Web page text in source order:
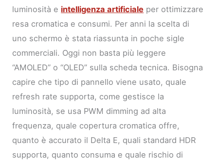
luminosità e intelligenza artificiale per ottimizzare
resa cromatica e consumi. Per anni la scelta di
uno schermo è stata riassunta in poche sigle
commerciali. Oggi non basta più leggere
“AMOLED” o “OLED” sulla scheda tecnica. Bisogna
capire che tipo di pannello viene usato, quale
refresh rate supporta, come gestisce la
luminosità, se usa PWM dimming ad alta
frequenza, quale copertura cromatica offre,
quanto è accurato il Delta E, quali standard HDR
supporta, quanto consuma e quale rischio di